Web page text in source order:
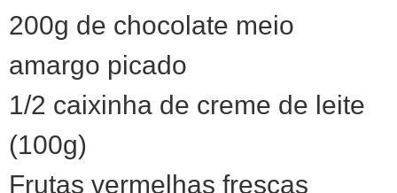
200g de chocolate meio
amargo picado
1/2 caixinha de creme de leite
(100g)
Frutas vermelhas frescas